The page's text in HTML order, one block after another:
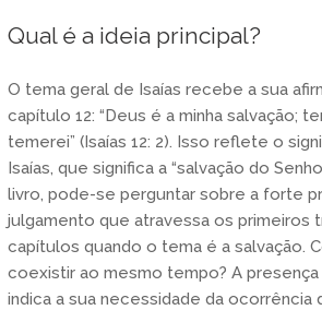
Qual é a ideia principal?
O tema geral de Isaías recebe a sua
capítulo 12: “Deus é a minha salvação;
temerei” (Isaías 12: 2). Isso reflete o
Isaías, que significa a “salvação do
livro, pode-se perguntar sobre a forte
julgamento que atravessa os primeiros
capítulos quando o tema é a salvação.
coexistir ao mesmo tempo? A
indica a sua necessidade da ocorrência